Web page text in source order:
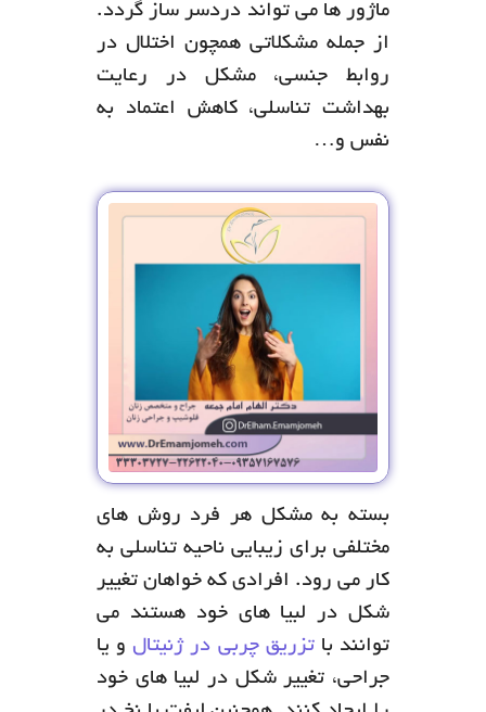
ماژور ها می تواند دردسر ساز گردد.
از جمله مشکلاتی همچون اختلال در
روابط جنسی، مشکل در رعایت
بهداشت تناسلی، کاهش اعتماد به
نفس و…
بسته به مشکل هر فرد روش های
مختلفی برای زیبایی ناحیه تناسلی به
کار می رود. افرادی که خواهان تغییر
شکل در لبیا های خود هستند می
توانند باتزریق چربی در ژنیتال و یا
جراحی، تغییر شکل در لبیا های خود